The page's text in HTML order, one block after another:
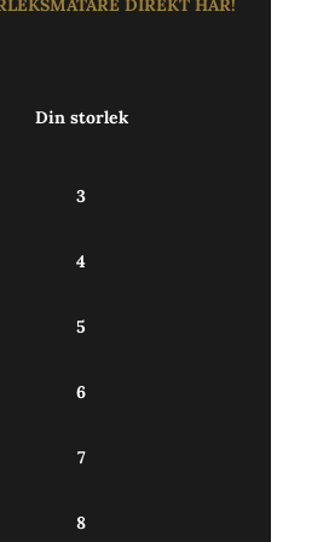
DIREKT HÄR!
Din storlek
3
4
5
6
7
8